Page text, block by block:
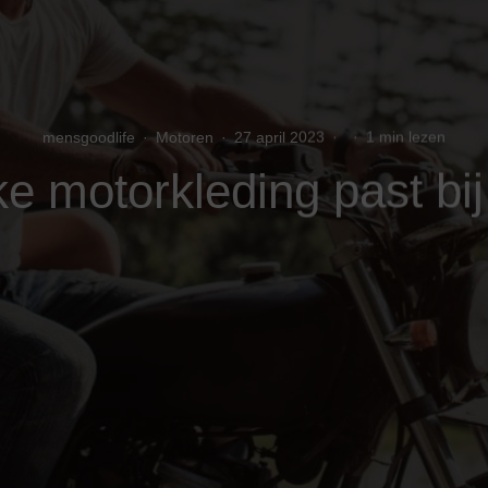
mensgoodlife · Motoren · 27 april 2023 · · 1 min lezen
motorkleding past